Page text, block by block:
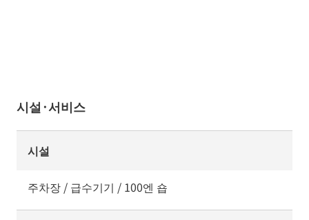
시설·서비스
시설
주차장 / 급수기기 / 100엔 숍